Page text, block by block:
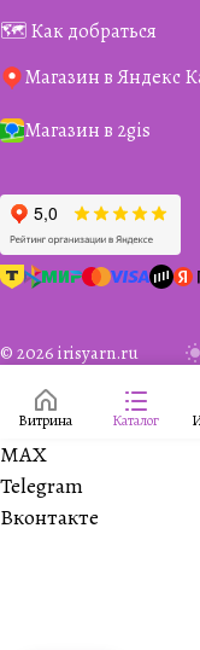
🗺️ Как добраться
Магазин в Яндекс
Магазин в 2gis
© 2026 irisyarn.ru
Витрина Каталог
MAX
Telegram
Вконтакте